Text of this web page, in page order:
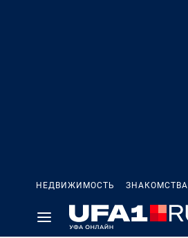
НЕДВИЖИМОСТЬ ЗНАКОМСТВА